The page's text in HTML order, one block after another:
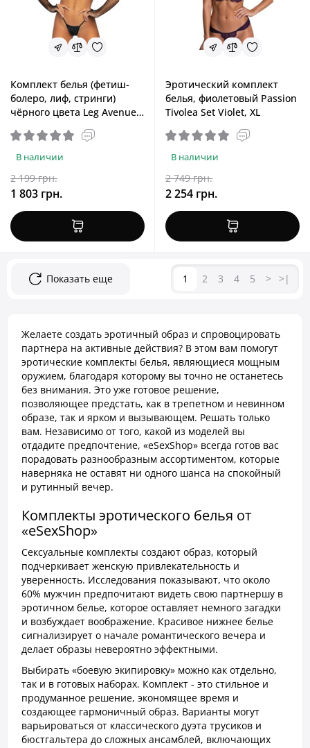
Комплект белья (фетиш-
болеро, лиф, стринги)
чёрного цвета Leg Avenue
Bikini Top, G-String & Shrug
Black, One Size
В наличии
2 199 грн.
1 803 грн.
Эротический комплект
белья, фиолетовый Passion
Tivolea Set Violet, XL
В наличии
2 749 грн.
2 254 грн.
Показать еще 1 2 3 4 5 > >|
Желаете создать эротичный образ и спровоцировать
партнера на активные действия? В этом вам помогут
эротические комплекты белья, являющиеся мощным
оружием, благодаря которому вы точно не останетесь
без внимания. Это уже готовое решение,
позволяющее предстать, как в трепетном и невинном
образе, так и ярком и вызывающем. Решать только
вам. Независимо от того, какой из моделей вы
отдадите предпочтение, «eSexShop» всегда готов вас
порадовать разнообразным ассортиментом, которые
наверняка не оставят ни одного шанса на спокойный
и рутинный вечер.
Комплекты эротического белья от
«eSexShop»
Сексуальные комплекты создают образ, который
подчеркивает женскую привлекательность и
уверенность. Исследования показывают, что около
60% мужчин предпочитают видеть свою партнершу в
эротичном белье, которое оставляет немного загадки
и возбуждает воображение. Красивое нижнее белье
сигнализирует о начале романтического вечера и
делает образы невероятно эффектными.
Выбирать «боевую экипировку» можно как отдельно,
так и в готовых наборах. Комплект - это стильное и
продуманное решение, экономящее время и
создающее гармоничный образ. Варианты могут
варьироваться от классического дуэта трусиков и
бюстгальтера до сложных ансамблей, включающих